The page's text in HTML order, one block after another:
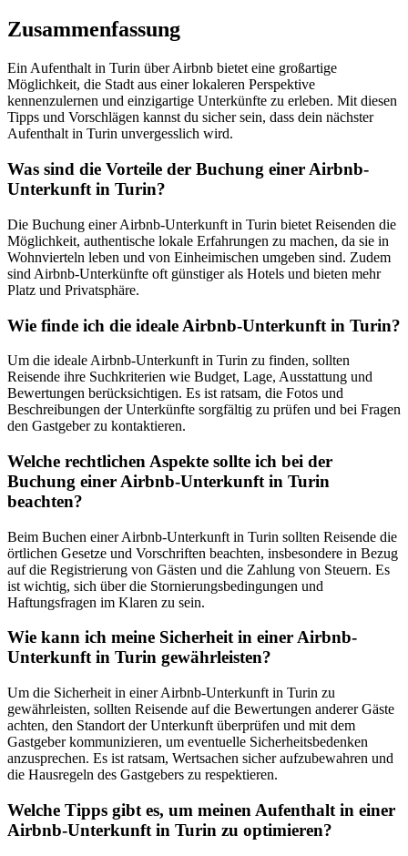
Zusammenfassung
Ein Aufenthalt in Turin über Airbnb bietet eine großartige
Möglichkeit, die Stadt aus einer lokaleren Perspektive
kennenzulernen und einzigartige Unterkünfte zu erleben. Mit diesen
Tipps und Vorschlägen kannst du sicher sein, dass dein nächster
Aufenthalt in Turin unvergesslich wird.
Was sind die Vorteile der Buchung einer Airbnb-
Unterkunft in Turin?
Die Buchung einer Airbnb-Unterkunft in Turin bietet Reisenden die
Möglichkeit, authentische lokale Erfahrungen zu machen, da sie in
Wohnvierteln leben und von Einheimischen umgeben sind. Zudem
sind Airbnb-Unterkünfte oft günstiger als Hotels und bieten mehr
Platz und Privatsphäre.
Wie finde ich die ideale Airbnb-Unterkunft in Turin?
Um die ideale Airbnb-Unterkunft in Turin zu finden, sollten
Reisende ihre Suchkriterien wie Budget, Lage, Ausstattung und
Bewertungen berücksichtigen. Es ist ratsam, die Fotos und
Beschreibungen der Unterkünfte sorgfältig zu prüfen und bei Fragen
den Gastgeber zu kontaktieren.
Welche rechtlichen Aspekte sollte ich bei der
Buchung einer Airbnb-Unterkunft in Turin
beachten?
Beim Buchen einer Airbnb-Unterkunft in Turin sollten Reisende die
örtlichen Gesetze und Vorschriften beachten, insbesondere in Bezug
auf die Registrierung von Gästen und die Zahlung von Steuern. Es
ist wichtig, sich über die Stornierungsbedingungen und
Haftungsfragen im Klaren zu sein.
Wie kann ich meine Sicherheit in einer Airbnb-
Unterkunft in Turin gewährleisten?
Um die Sicherheit in einer Airbnb-Unterkunft in Turin zu
gewährleisten, sollten Reisende auf die Bewertungen anderer Gäste
achten, den Standort der Unterkunft überprüfen und mit dem
Gastgeber kommunizieren, um eventuelle Sicherheitsbedenken
anzusprechen. Es ist ratsam, Wertsachen sicher aufzubewahren und
die Hausregeln des Gastgebers zu respektieren.
Welche Tipps gibt es, um meinen Aufenthalt in einer
Airbnb-Unterkunft in Turin zu optimieren?